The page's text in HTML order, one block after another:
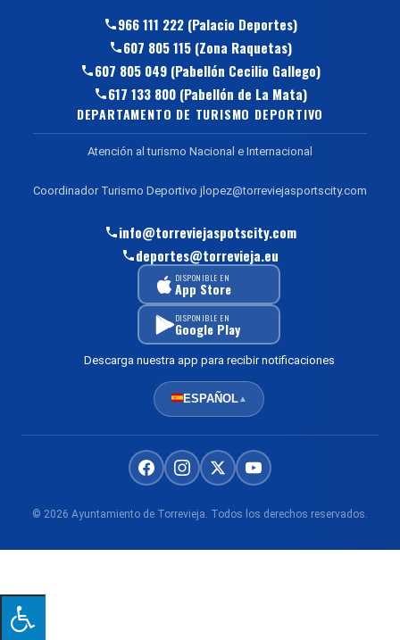
966 111 222 (Palacio Deportes)
607 805 115 (Zona Raquetas)
607 805 049 (Pabellón Cecilio Gallego)
617 133 800 (Pabellón de La Mata)
DEPARTAMENTO DE TURISMO DEPORTIVO
Atención al turismo Nacional e Internacional
Coordinador Turismo Deportivo jlopez@torreviejasportscity.com
info@torreviejaspotscity.com
deportes@torrevieja.eu
DISPONIBLE EN
App Store
DISPONIBLE EN
Google Play
Descarga nuestra app para recibir notificaciones
ESPAÑOL▲
© 2026 Ayuntamiento de Torrevieja. Todos los derechos reservados.